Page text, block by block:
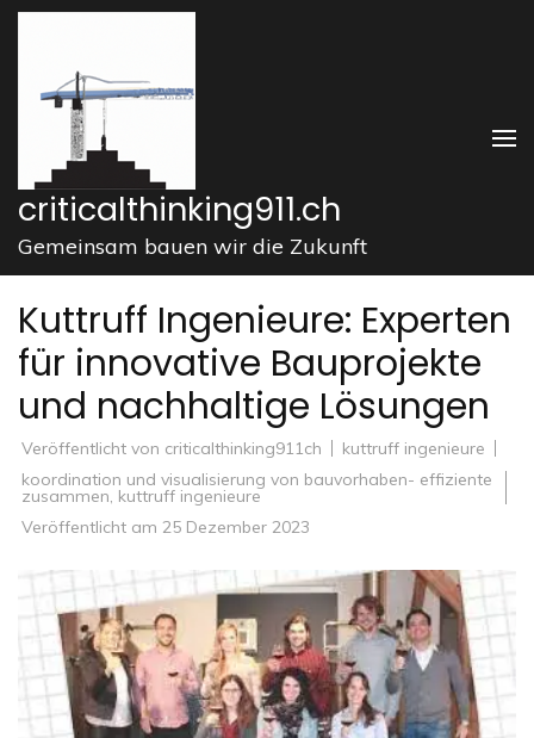
Zum
springen
drücken)
criticalthinking911.ch
Gemeinsam bauen wir die Zukunft
Kuttruff Ingenieure: Experten
für innovative Bauprojekte
und nachhaltige Lösungen
Veröffentlicht von criticalthinking911ch
kuttruff ingenieure
koordination und visualisierung von bauvorhaben- effiziente
zusammen, kuttruff ingenieure
Veröffentlicht am 25 Dezember 2023